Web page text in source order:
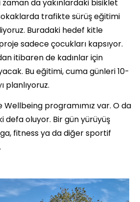
da yakınlardaki bisiklet
trafikte sürüş eğitimi
Buradaki hedef kitle
sadece çocukları kapsıyor.
itibaren de kadınlar için
Bu eğitimi, cuma günleri 10-
planlıyoruz.
Wellbeing programımız var. O da
oluyor. Bir gün yürüyüş
fitness ya da diğer sportif